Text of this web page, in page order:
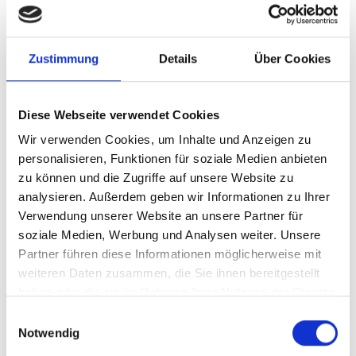
Zustimmung Details Über Cookies
Diese Webseite verwendet Cookies
Wir verwenden Cookies, um Inhalte und Anzeigen zu
personalisieren, Funktionen für soziale Medien anbieten
zu können und die Zugriffe auf unsere Website zu
analysieren. Außerdem geben wir Informationen zu Ihrer
Verwendung unserer Website an unsere Partner für
soziale Medien, Werbung und Analysen weiter. Unsere
Partner führen diese Informationen möglicherweise mit
weiteren Daten zusammen, die Sie ihnen bereitgestellt
Notwendig
spielt eine besondere Rolle. Das
Kupferstichkabinett als Herzstück der Sammlung
ist mit über 200.000 Handzeichnungen und
druckgrafischen Blättern eines der
Sonderausstellungen sind bedeutenden
Künstler*innen vom Impressionismus bis zur
neuesten Kunstproduktion gewidmet. Darüber
hinaus bietet die Kunsthalle ein
abwechslungsreiches museumspädagogisches
Programm sowie verschiedene digitale
Angebote.